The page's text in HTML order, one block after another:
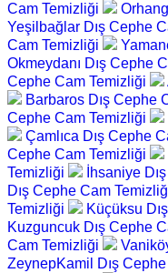
Cam Temizliği
Yeşilbağlar Dış Cephe
Cam Temizliği
Okmeydanı Dış Cephe
Cephe Cam Temizliği
Barbaros Dış Cephe
Cephe Cam Temizliği
Çamlıca Dış Cephe
Cephe Cam Temizliği
Temizliği
İhsaniye
Dış Cephe Cam
Temizliği
Küçüksu
Kuzguncuk Dış Cephe
Cam Temizliği
ZeynepKamil Dış